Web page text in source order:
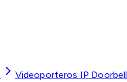
Videoporteros IP Doorbell